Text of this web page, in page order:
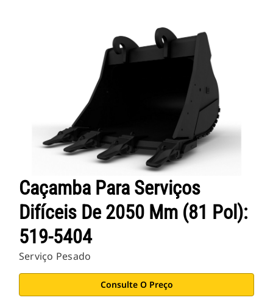
Caçamba Para Serviços
Difíceis De 2050 Mm (81 Pol):
519-5404
Serviço Pesado
Consulte O Preço